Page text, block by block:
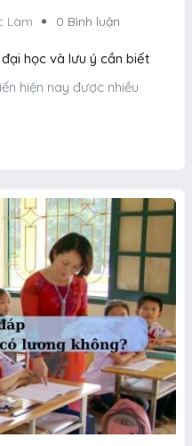
Làm 0 Bình luận
học và lưu ý cần biết
hiện nay được nhiều